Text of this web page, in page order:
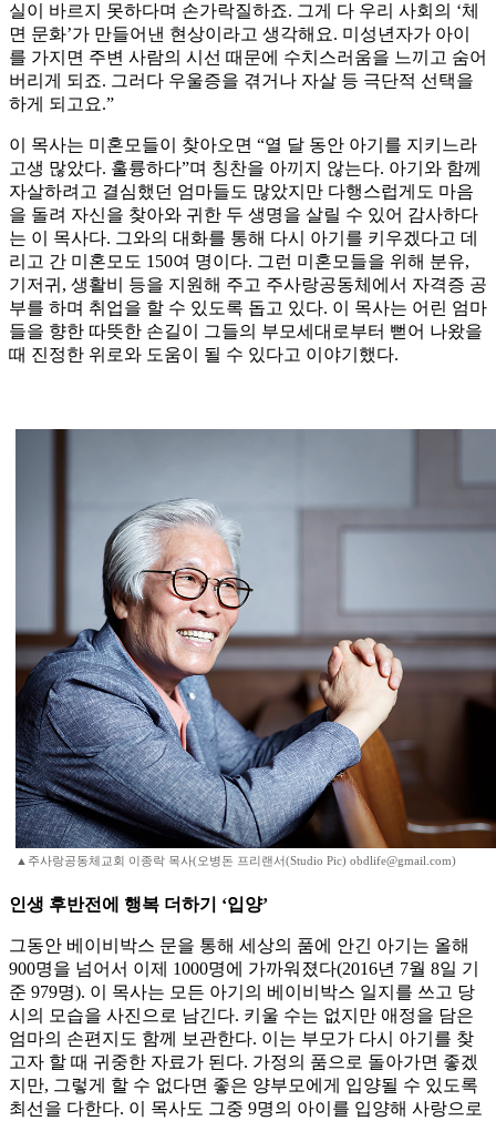
실이 바르지 못하다며 손가락질하죠. 그게 다 우리 사회의 ‘체
면 문화’가 만들어낸 현상이라고 생각해요. 미성년자가 아이
를 가지면 주변 사람의 시선 때문에 수치스러움을 느끼고 숨어
버리게 되죠. 그러다 우울증을 겪거나 자살 등 극단적 선택을
하게 되고요.”
이 목사는 미혼모들이 찾아오면 “열 달 동안 아기를 지키느라
고생 많았다. 훌륭하다”며 칭찬을 아끼지 않는다. 아기와 함께
자살하려고 결심했던 엄마들도 많았지만 다행스럽게도 마음
을 돌려 자신을 찾아와 귀한 두 생명을 살릴 수 있어 감사하다
는 이 목사다. 그와의 대화를 통해 다시 아기를 키우겠다고 데
리고 간 미혼모도 150여 명이다. 그런 미혼모들을 위해 분유,
기저귀, 생활비 등을 지원해 주고 주사랑공동체에서 자격증 공
부를 하며 취업을 할 수 있도록 돕고 있다. 이 목사는 어린 엄마
들을 향한 따뜻한 손길이 그들의 부모세대로부터 뻗어 나왔을
때 진정한 위로와 도움이 될 수 있다고 이야기했다.
▲주사랑공동체교회 이종락 목사(오병돈 프리랜서(Studio Pic) obdlife@gmail.com)
인생 후반전에 행복 더하기 ‘입양’
그동안 베이비박스 문을 통해 세상의 품에 안긴 아기는 올해
900명을 넘어서 이제 1000명에 가까워졌다(2016년 7월 8일 기
준 979명). 이 목사는 모든 아기의 베이비박스 일지를 쓰고 당
시의 모습을 사진으로 남긴다. 키울 수는 없지만 애정을 담은
엄마의 손편지도 함께 보관한다. 이는 부모가 다시 아기를 찾
고자 할 때 귀중한 자료가 된다. 가정의 품으로 돌아가면 좋겠
지만, 그렇게 할 수 없다면 좋은 양부모에게 입양될 수 있도록
최선을 다한다. 이 목사도 그중 9명의 아이를 입양해 사랑으로